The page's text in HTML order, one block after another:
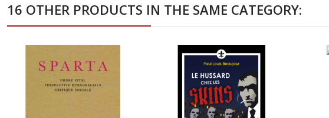
16 OTHER PRODUCTS IN THE SAME CATEGORY: